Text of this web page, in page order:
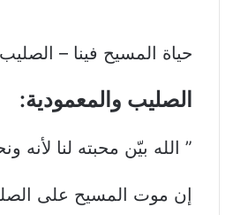
حياة المسيح فينا –
الصليب والمعمودية:
” الله بيّن محبته لنا لأنه
إن موت المسيح على